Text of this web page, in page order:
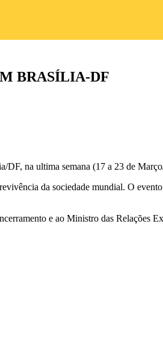
BRASÍLIA-DF
DF, na ultima semana (17 a 23 de
da sociedade mundial. O
e ao Ministro das Relações